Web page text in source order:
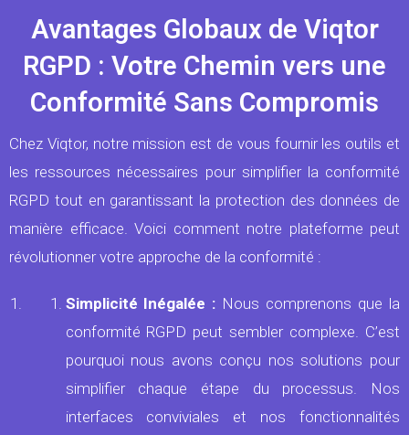
Avantages Globaux de Viqtor
RGPD : Votre Chemin vers une
Conformité Sans Compromis
Chez Viqtor, notre mission est de vous fournir les outils et
les ressources nécessaires pour simplifier la conformité
RGPD tout en garantissant la protection des données de
manière efficace. Voici comment notre plateforme peut
révolutionner votre approche de la conformité :
Simplicité Inégalée : Nous comprenons que la
conformité RGPD peut sembler complexe. C’est
pourquoi nous avons conçu nos solutions pour
simplifier chaque étape du processus. Nos
interfaces conviviales et nos fonctionnalités